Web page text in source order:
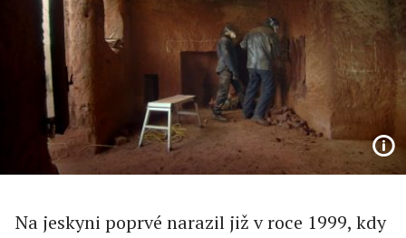
Na jeskyni poprvé narazil již v roce 1999, kdy